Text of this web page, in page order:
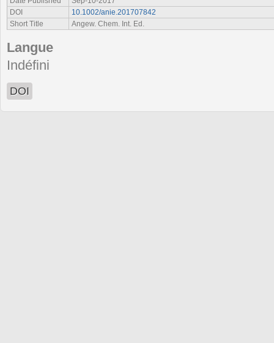
DOI
10.1002/anie.201707842
Short Title
Angew. Chem. Int. Ed.
Langue
Indéfini
DOI